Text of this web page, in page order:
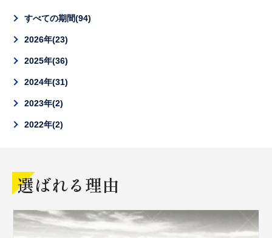
すべての期間 94
2026年 23
2025年 36
2024年 31
2023年 2
2022年 2
選ばれる理由